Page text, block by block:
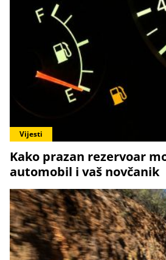
Vijesti
Kako prazan rezervoar
automobil i vaš novčanik